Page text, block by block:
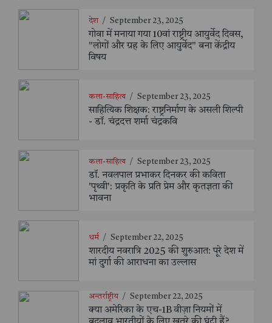
देश / September 23, 2025
गोवा में मनाया गया 10वां राष्ट्रीय आयुर्वेद दिवस,
"लोगों और ग्रह के लिए आयुर्वेद" बना केंद्रीय
विषय
कला-साहित्य / September 23, 2025
साहित्यिक शिक्षक: राष्ट्रनिर्माण के असली शिल्पी
- डॉ. चंद्रदत्त शर्मा चंद्रकवि
कला-साहित्य / September 23, 2025
डॉ. नवलपाल प्रभाकर दिनकर की कविता
'पृथ्वी': प्रकृति के प्रति प्रेम और कृतज्ञता की
भावना
धर्म / September 22, 2025
शारदीय नवरात्रि 2025 की शुरुआत: पूरे देश में
मां दुर्गा की आराधना का उल्लास
अन्तर्राष्ट्रीय / September 22, 2025
क्या अमेरिका के एच-1B वीज़ा नियमों में